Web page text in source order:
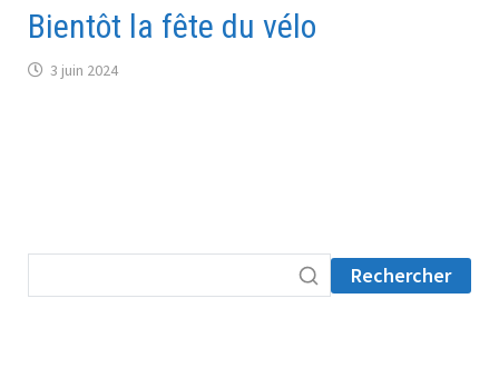
Bientôt la fête du vélo
3 juin 2024
Rechercher